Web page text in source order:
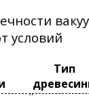
условий
Тип